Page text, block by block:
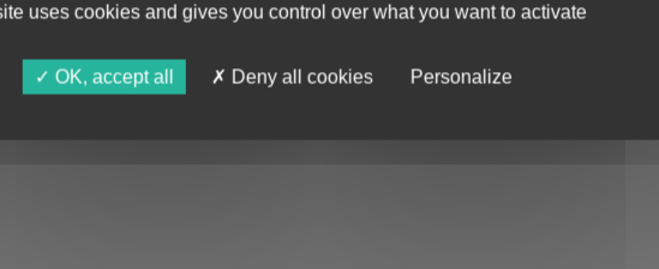
uses cookies and gives you control over what you want to activate
OK, accept all Deny all cookies Personalize